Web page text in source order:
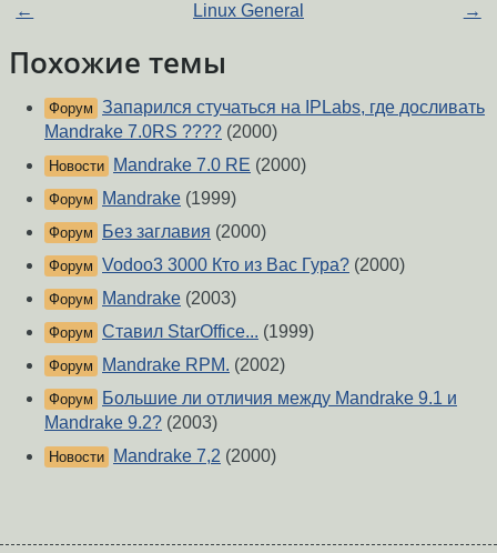
← Linux General →
Похожие темы
Форум Запарился стучаться на IPLabs, где досливать
Mandrake 7.0RS ???? (2000)
Новости Mandrake 7.0 RE (2000)
Форум Mandrake (1999)
Форум Без заглавия (2000)
Форум Vodoo3 3000 Кто из Вас Гура? (2000)
Форум Mandrake (2003)
Форум Ставил StarOffice... (1999)
Форум Mandrake RPM. (2002)
Форум
Большие ли отличия между Mandrake 9.1 и
Mandrake 9.2? (2003)
Новости Mandrake 7,2 (2000)